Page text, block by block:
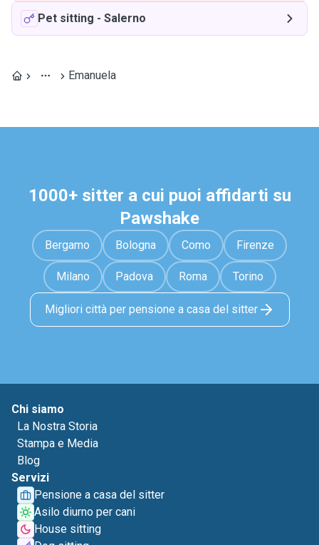
Pet sitting - Salerno
Emanuela
1000+ sitter a cui puoi affidarti su
Pawshake
Bergamo Bologna Como Firenze
Milano Padova Roma Torino
Migliori città per pensione a casa del sitter
Chi siamo
La Nostra Storia
Stampa e Media
Blog
Servizi
Pensione a casa del sitter
Asilo diurno per cani
House sitting